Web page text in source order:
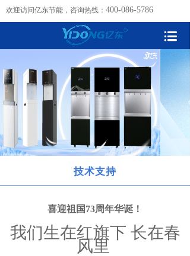
欢迎访问亿东节能，咨询热线： 400-086-5786
技术支持
喜迎祖国73周年华诞！
我们生在红旗下 长在春
风里